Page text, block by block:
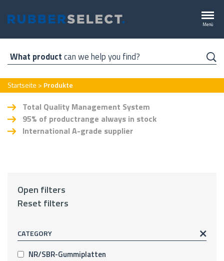
zum
Menü
What productcan we help you find?
Pfadnavigation
Startseite Produkte
Total Quality Management System
95% of productrange always in stock
International A-grade supplier
Open filters
Reset filters
CATEGORY
NR/SBR-Gummiplatten